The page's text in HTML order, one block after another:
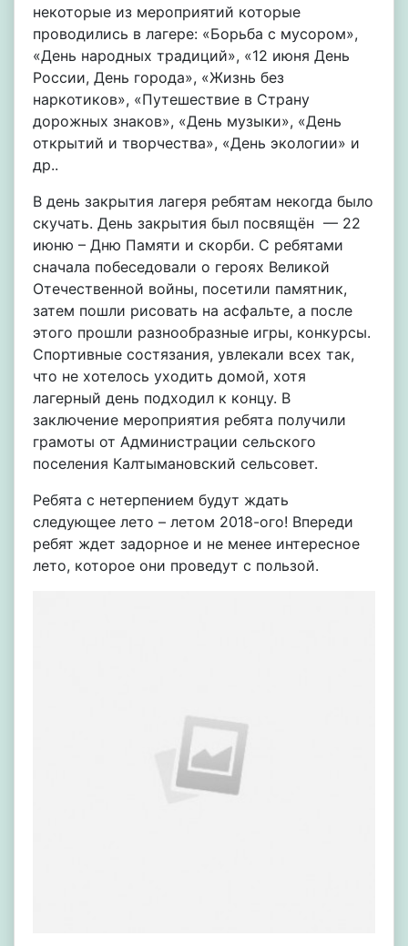
некоторые из мероприятий которые
проводились в лагере: «Борьба с мусором»,
«День народных традиций», «12 июня День
России, День города», «Жизнь без
наркотиков», «Путешествие в Страну
дорожных знаков», «День музыки», «День
открытий и творчества», «День экологии» и
др..
В день закрытия лагеря ребятам некогда было
скучать. День закрытия был посвящён — 22
июню – Дню Памяти и скорби. С ребятами
сначала побеседовали о героях Великой
Отечественной войны, посетили памятник,
затем пошли рисовать на асфальте, а после
этого прошли разнообразные игры, конкурсы.
Спортивные состязания, увлекали всех так,
что не хотелось уходить домой, хотя
лагерный день подходил к концу. В
заключение мероприятия ребята получили
грамоты от Администрации сельского
поселения Калтымановский сельсовет.
Ребята с нетерпением будут ждать
следующее лето – летом 2018-ого! Впереди
ребят ждет задорное и не менее интересное
лето, которое они проведут с пользой.